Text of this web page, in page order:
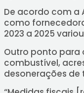
De acordo com a
como
2023 a 2025
Outro ponto para
combustível,
desonerações de